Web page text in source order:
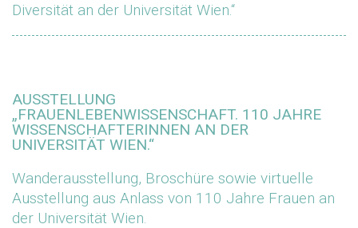
Diversität an der Universität Wien.“
AUSSTELLUNG
„FRAUENLEBENWISSENSCHAFT. 110 JAHRE
WISSENSCHAFTERINNEN AN DER
UNIVERSITÄT WIEN.“
Wanderausstellung, Broschüre sowie virtuelle
Ausstellung aus Anlass von 110 Jahre Frauen an
der Universität Wien.